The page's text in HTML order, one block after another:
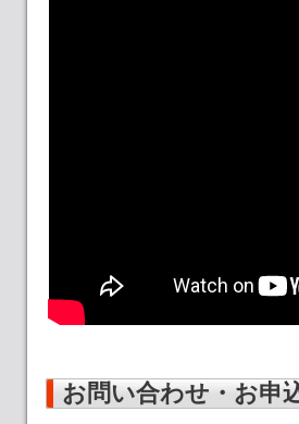
お問い合わせ・お申